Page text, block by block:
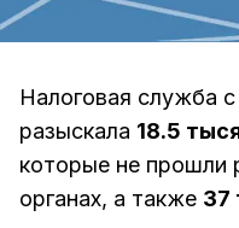
Налоговая служба
разыскала 18.5
которые не прошли
органах, а также 37